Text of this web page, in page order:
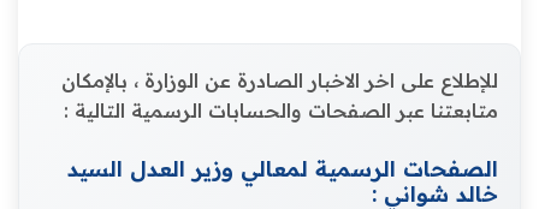
للإطلاع على اخر الاخبار الصادرة عن الوزارة ، بالإمكان
متابعتنا عبر الصفحات والحسابات الرسمية التالية :
الصفحات الرسمية لمعالي وزير العدل السيد
خالد شواني :